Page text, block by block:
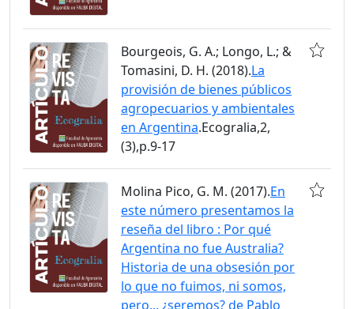
Bourgeois, G. A.; Longo, L.; &
Tomasini, D. H. (2018).La
provisión de bienes públicos
agropecuarios y ambientales
en Argentina.Ecogralia,2,
(3),p.9-17
Molina Pico, G. M. (2017).En
este número presentamos la
reseña del libro : Por qué
Argentina no fue Australia?
Historia de una obsesión por
lo que no fuimos, ni somos,
pero... ¿seremos? de Pablo